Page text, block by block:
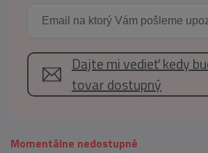
Dajte mi vedieť kedy
tovar dostupný
Momentálne nedostupné